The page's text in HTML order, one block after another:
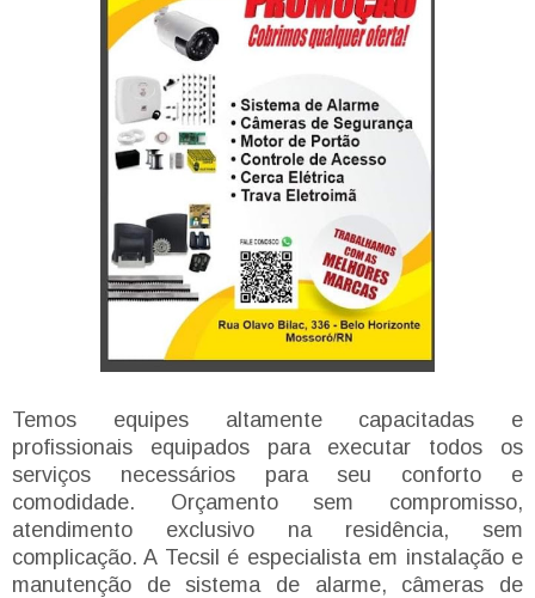
Temos equipes altamente capacitadas e
profissionais equipados para executar todos os
serviços necessários para seu conforto e
comodidade. Orçamento sem compromisso,
atendimento exclusivo na residência, sem
complicação. A Tecsil é especialista em instalação e
manutenção de sistema de alarme, câmeras de